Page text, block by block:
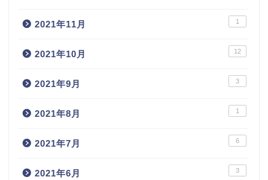
2021年11月 1
2021年10月 12
2021年9月 3
2021年8月 1
2021年7月 6
2021年6月 3